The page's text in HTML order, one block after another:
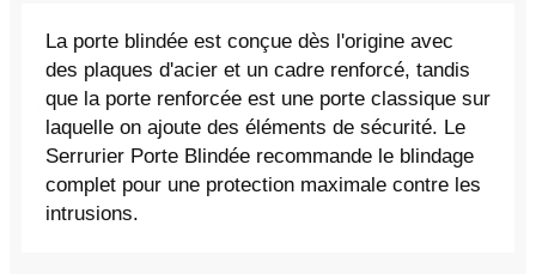
La porte blindée est conçue dès l'origine avec
des plaques d'acier et un cadre renforcé, tandis
que la porte renforcée est une porte classique sur
laquelle on ajoute des éléments de sécurité. Le
Serrurier Porte Blindée recommande le blindage
complet pour une protection maximale contre les
intrusions.